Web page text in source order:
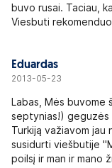
buvo rusai. Taciau,
Viesbuti
Eduardas
2013-05-23
Labas, Mės buvome
septynias!) geguzės
Turkiją važiavom jau
susidurti viešbutije
poilsį ir man ir mano